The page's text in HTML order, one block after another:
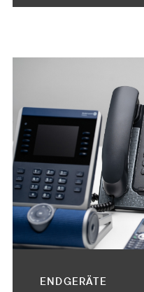
ENDGERÄTE